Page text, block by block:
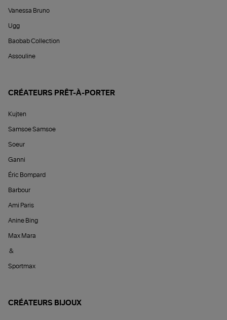
Vanessa Bruno
Ugg
Baobab Collection
Assouline
CRÉATEURS PRÊT-À-PORTER
Kujten
Samsoe Samsoe
Soeur
Ganni
Éric Bompard
Barbour
Ami Paris
Anine Bing
Max Mara
&
Sportmax
CRÉATEURS BIJOUX